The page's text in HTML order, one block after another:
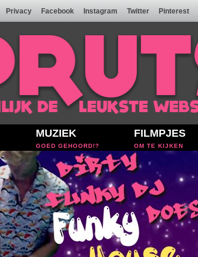
Privacy Facebook Instagram Twitter Pinterest
MUZIEK
GOED GEHOORD!?
FILMPJES
OM TE KIJKEN